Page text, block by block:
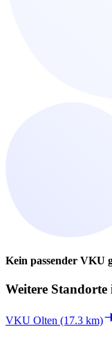
Kein passender VKU
Weitere Standorte
VKU Olten (17.3 km)